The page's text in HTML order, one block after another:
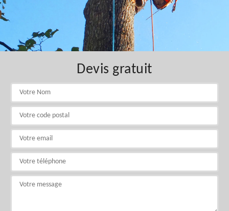
Devis gratuit